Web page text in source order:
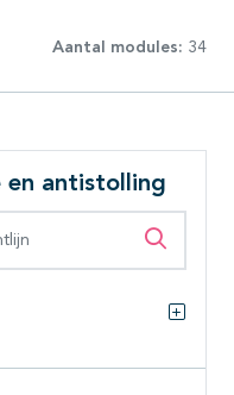
Aantal modules: 34
en antistolling
Zoeken
Alles